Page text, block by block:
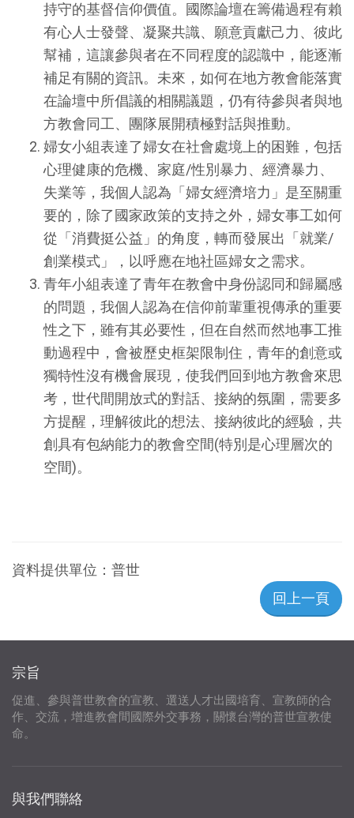
持守的基督信仰價值。國際論壇在籌備過程有賴
有心人士發聲、凝聚共識、願意貢獻己力、彼此
幫補，這讓參與者在不同程度的認識中，能逐漸
補足有關的資訊。未來，如何在地方教會能落實
在論壇中所倡議的相關議題，仍有待參與者與地
方教會同工、團隊展開積極對話與推動。
婦女小組表達了婦女在社會處境上的困難，包括
心理健康的危機、家庭/性別暴力、經濟暴力、
失業等，我個人認為「婦女經濟培力」是至關重
要的，除了國家政策的支持之外，婦女事工如何
從「消費挺公益」的角度，轉而發展出「就業/
創業模式」，以呼應在地社區婦女之需求。
青年小組表達了青年在教會中身份認同和歸屬感
的問題，我個人認為在信仰前輩重視傳承的重要
性之下，雖有其必要性，但在自然而然地事工推
動過程中，會被歷史框架限制住，青年的創意或
獨特性沒有機會展現，使我們回到地方教會來思
考，世代間開放式的對話、接納的氛圍，需要多
方提醒，理解彼此的想法、接納彼此的經驗，共
創具有包納能力的教會空間(特別是心理層次的
空間)。
資料提供單位： 普世
回上一頁
宗旨
促進、參與普世教會的宣教、選送人才出國培育、宣教師的合
作、交流，增進教會間國際外交事務，關懷台灣的普世宣教使
命。
與我們聯絡